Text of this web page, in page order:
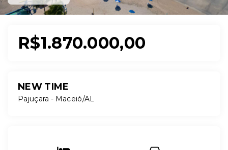
R$1.870.000,00
NEW TIME
Pajuçara - Maceió/AL